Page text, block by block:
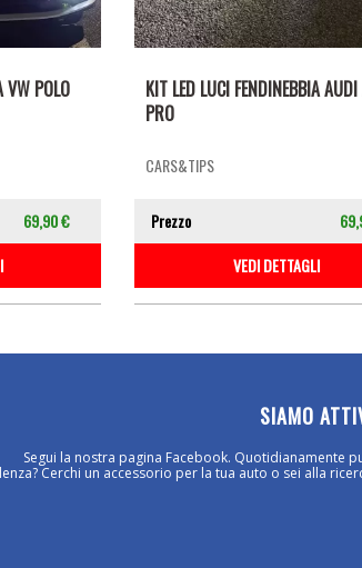
VW POLO
69,90 €
KIT LED LUCI FENDINEBBIA
PRO
CARS&TIPS
Prezzo
VEDI DETTAGLI
SIAMO
Segui la nostra pagina Facebook.
Cerchi un accessorio per la tua auto o sei alla